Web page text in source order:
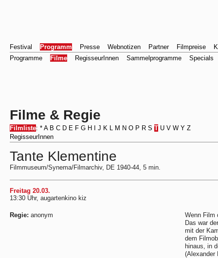
Festival Programm Presse Webnotizen Partner Filmpreise
Programme
Filme RegisseurInnen Sammelprogramme Specials
Filme & Regie
Filmliste: * A B C D E F G H J K L M N O P R S T U V W Y Z
RegisseurInnen
Tante Klementine
Filmmuseum/Synema/Filmarchiv, DE 1940-44, 5 min.
Freitag 20.03.
13:30 Uhr, augartenkino kiz
Regie: anonym
Wenn Film
Das war
mit der
dem
hinaus, in
(Alexander